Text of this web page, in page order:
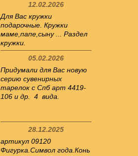
12.02.2026
Для Вас кружки
подарочные. Кружки
маме,папе,сыну ... Раздел
кружки.
05.02.2026
Придумали для Вас новую
серию сувенирных
тарелок с Спб арт 4419-
106 и др. 4 вида.
28.12.2025
артикул 09120
Фигурка.Символ года.Конь